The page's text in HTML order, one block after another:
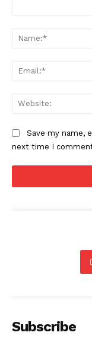
Save my name,
next time I
Subscribe